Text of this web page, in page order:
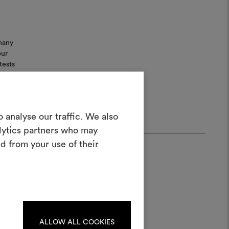
analyse our traffic. We also
partners who may
from your use of their
ALLOW ALL COOKIES
pour donner vie à vos idées et